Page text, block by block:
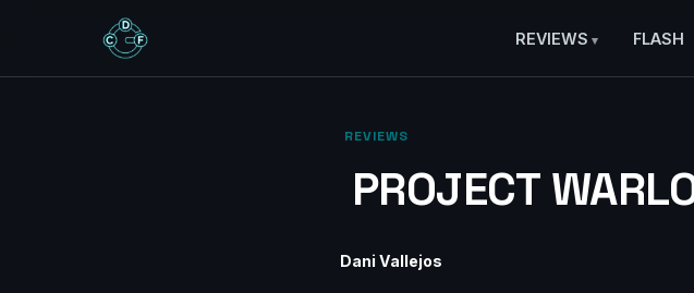
REVIEWS FLASH
‎ REVIEWS‎
PROJECT
Dani Vallejos